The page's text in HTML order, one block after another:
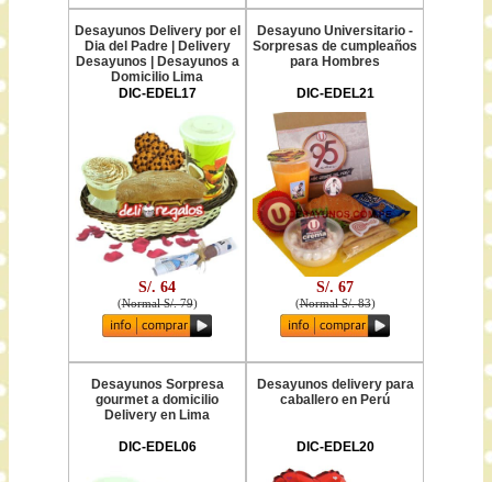
Desayunos Delivery por el
Dia del Padre | Delivery
Desayunos | Desayunos a
Domicilio Lima
DIC-EDEL17
S/. 64
(Normal S/. 79)
Desayuno Universitario -
Sorpresas de cumpleaños
para Hombres
DIC-EDEL21
S/. 67
(Normal S/. 83)
Desayunos Sorpresa
gourmet a domicilio
Delivery en Lima
DIC-EDEL06
Desayunos delivery para
caballero en Perú
DIC-EDEL20